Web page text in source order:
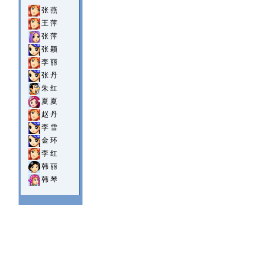
张 燕
王 萍
张 萍
张 颖
李 丽
张 丹
朱 红
夏 夏
赵 丹
李 雪
金 环
李 红
韩 丽
韩 琴